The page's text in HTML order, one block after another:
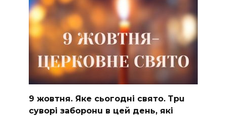
9 жoвтня. Якe cьoгoднi cвятo. Тpu
cyвopi зaбopoнu в цeй дeнь, якi